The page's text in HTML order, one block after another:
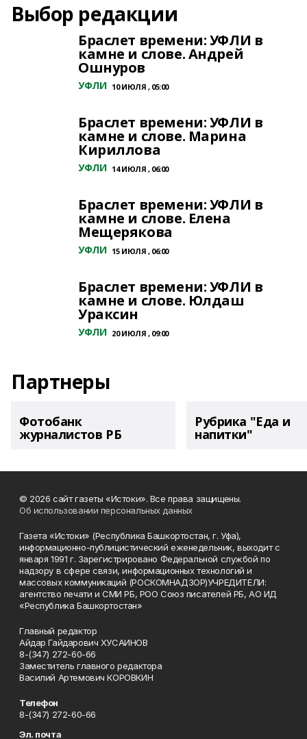
Выбор редакции
Браслет времени: УФЛИ в
камне и слове. Андрей
Ошнуров
УФЛИ 10 ИЮЛЯ , 05:00
Браслет времени: УФЛИ в
камне и слове. Марина
Кириллова
УФЛИ 14 ИЮЛЯ , 06:00
Браслет времени: УФЛИ в
камне и слове. Елена
Мещерякова
УФЛИ 15 ИЮЛЯ , 06:00
Браслет времени: УФЛИ в
камне и слове. Юлдаш
Ураксин
УФЛИ 20 ИЮЛЯ , 09:00
Партнеры
Фотобанк
журналистов РБ
Рубрика "Еда и
напитки"
© 2026 сайт газеты «Истоки». Все права защищены.
Об использовании персональных данных
Газета «Истоки» (Республика Башкортостан, г. Уфа),
информационно-публицистический еженедельник, выходит с
января 1991 г. Зарегистрировано Федеральной службой по
надзору в сфере связи, информационных технологий и
массовых коммуникаций (РОСКОМНАДЗОР)УЧРЕДИТЕЛИ:
агентство печати и СМИ РБ, РОО Союз писателей РБ, АО ИД
«Республика Башкортостан»
Главный редактор
Айдар Гайдарович ХУСАИНОВ
8-(347) 272-60-66
Заместитель главного редактора
Василий Артемович КОРОВКИН
Телефон
8-(347) 272-60-66
Эл. почта